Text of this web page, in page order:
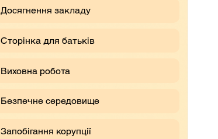
Досягнення закладу
Сторінка для батьків
Виховна робота
Безпечне середовище
Запобігання корупції